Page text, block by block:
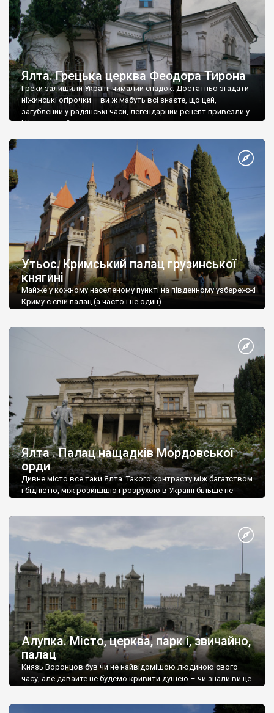
Ялта. Грецька церква Феодора Тирона
Греки залишили Україні чималий спадок. Достатньо згадати
ніжинські огірочки – ви ж мабуть всі знаєте, що цей,
загублений у радянські часи, легендарний рецепт привезли у
Ніжин греки?
Утьос. Кримський палац грузинської
княгині
Майже у кожному населеному пункті на південному узбережжі
Криму є свій палац (а часто і не один).
Ялта . Палац нащадків Мордовської
орди
Дивне місто все таки Ялта. Такого контрасту між багатством
і бідністю, між розкішшю і розрухою в Україні більше не
Алупка. Місто, церква, парк і, звичайно,
палац
Князь Воронцов був чи не найвідомішою людиною свого
часу, але давайте не будемо кривити душею – чи знали ви це